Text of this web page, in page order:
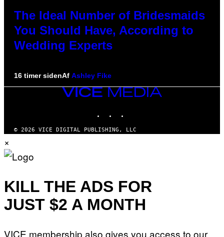
The Ideal Number of Bridesmaids
You Should Have, According to
Wedding Experts
16 timer sidenAf Ashley Fike
VICE
© 2026 VICE DIGITAL PUBLISHING, LLC
×
KILL THE ADS FOR
JUST $2 A MONTH
VICE membership also gives you access to our